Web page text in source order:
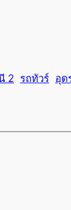
2 รถทัวร์ อุด